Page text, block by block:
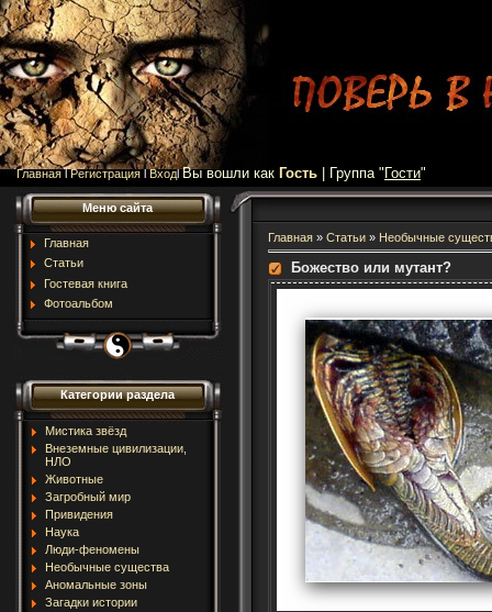
ГлавнаяlРегистрацияlВходlВы вошли как Гость | Группа "Гости"
Меню сайта
Главная
Статьи
Гостевая книга
Фотоальбом
Категории раздела
Мистика звёзд
Внеземные цивилизации,
НЛО
Животные
Загробный мир
Привидения
Наука
Люди-феномены
Необычные существа
Аномальные зоны
Загадки истории
Главная » Статьи » Необычные
Божество или мутант?